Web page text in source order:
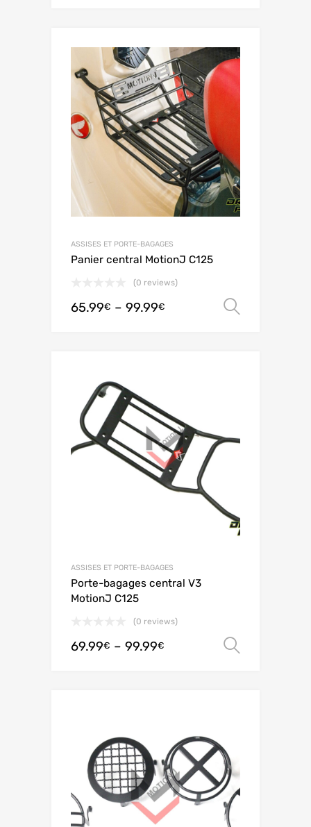
ASSISES ET PORTE-BAGAGES
Panier central MotionJ C125
(0 reviews)
65.99€ – 99.99€
ASSISES ET PORTE-BAGAGES
Porte-bagages central V3
MotionJ C125
(0 reviews)
69.99€ – 99.99€